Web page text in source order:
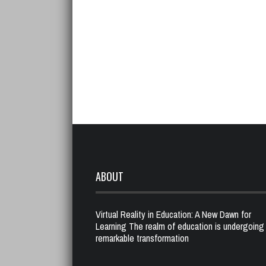
ABOUT
Virtual Reality in Education: A New Dawn for
Learning The realm of education is
remarkable transformation